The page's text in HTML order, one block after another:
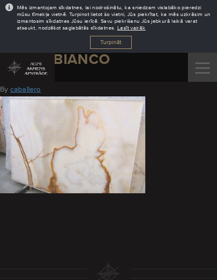
Mēs izmantojam sīkdatnes, lai nodrošinātu, ka sniedzam vislabāko pieredzi
mūsu tīmekļa vietnē. Turpinot lietot šo vietni, Jūs piekrītat, ka mēs uzkrāsim un
izmantosim sīkdatnes Jūsu ierīcē. Savu piekrišanu Jūs jebkurā laikā varat
atsaukt, nodzēšot saglabātās sīkdatnes. Lasīt vairāk
Turpināt
ONICE_BIANCO
August 16, 2016
Bycaballero